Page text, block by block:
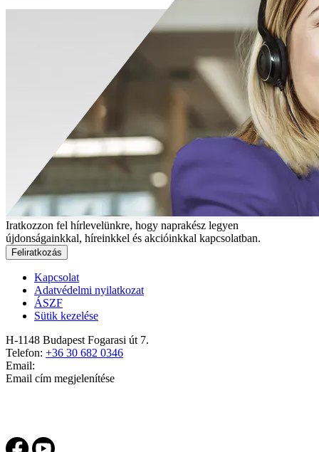
Iratkozzon fel hírlevelünkre, hogy naprakész legyen
újdonságainkkal, híreinkkel és akcióinkkal kapcsolatban.
Feliratkozás
Kapcsolat
Adatvédelmi nyilatkozat
ÁSZF
Sütik kezelése
H-1148 Budapest Fogarasi út 7.
Telefon: +36 30 682 0346
Email:
Email cím megjelenítése